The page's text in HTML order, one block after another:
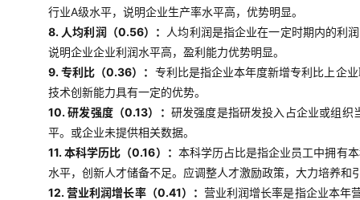
行业A级水平，说明企业生产率水平高，优势明显。
8. 人均利润（0.56）：
人均利润是指企业在一定时期内的利
说明企业企业利润水平高，盈利能力优势明显。
9. 专利比（0.36）： 专利比是指企业本年度新增专利比上企
技术创新能力具有一定的优势。
10. 研发强度（0.13）： 研发强度是指研发投入占企业或组织
平。或企业未提供相关数据。
11. 本科学历比（0.16）： 本科学历占比是指企业员工中拥有
水平，创新人才储备不足。应调整人才激励政策，大力培养和
12. 营业利润增长率（0.41）： 营业利润增长率是指企业本年